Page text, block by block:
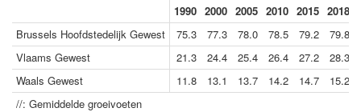
1990 2000 2005 2010 2015 2018
Brussels Hoofdstedelijk Gewest
75.3 77.3 78.0 78.5 79.2 79.8
Vlaams Gewest
21.3 24.4 25.4 26.4 27.2 28.3
Waals Gewest
11.8 13.1 13.7 14.2 14.7 15.2
//: Gemiddelde groeivoeten